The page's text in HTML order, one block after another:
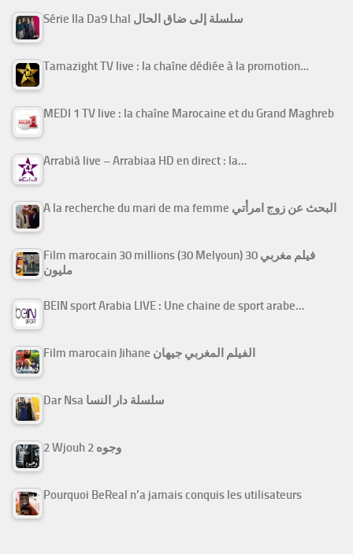
Série Ila Da9 Lhal سلسلة إلى ضاق الحال
Tamazight TV live : la chaîne dédiée à la promotion…
MEDI 1 TV live : la chaîne Marocaine et du Grand Maghreb
Arrabiâ live – Arrabiaa HD en direct : la…
A la recherche du mari de ma femme البحث عن زوج امرأتي
Film marocain 30 millions (30 Melyoun) فيلم مغربي 30
مليون
BEIN sport Arabia LIVE : Une chaine de sport arabe…
Film marocain Jihane الفيلم المغربي جيهان
Dar Nsa سلسلة دار النسا
2 Wjouh 2 وجوه
Pourquoi BeReal n’a jamais conquis les utilisateurs